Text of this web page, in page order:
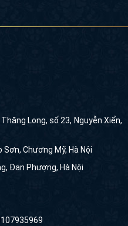
Long, số 23, Nguyễn Xiển,
Sơn, Chương Mỹ, Hà Nội
Đan Phượng, Hà Nội